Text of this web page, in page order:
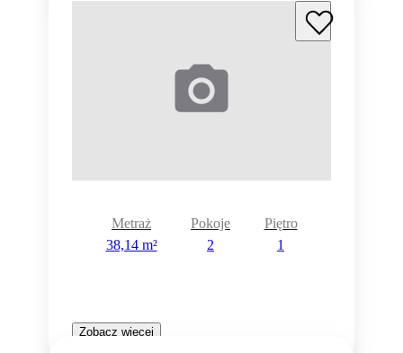
Metraż
38,14 m²
Pokoje
2
Piętro
1
Zobacz więcej